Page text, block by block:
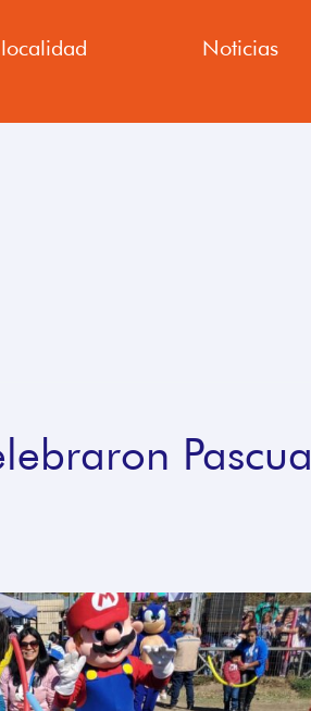
Noticias
Pascua